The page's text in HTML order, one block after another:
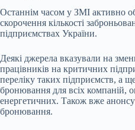
Останнім часом у ЗМІ активно
скорочення кількості
підприємствах України.
Деякі джерела вказували на
працівників на критичних
переліку таких підприємств, а
бронювання для всіх компаній,
енергетичних. Також вже
бронювання.